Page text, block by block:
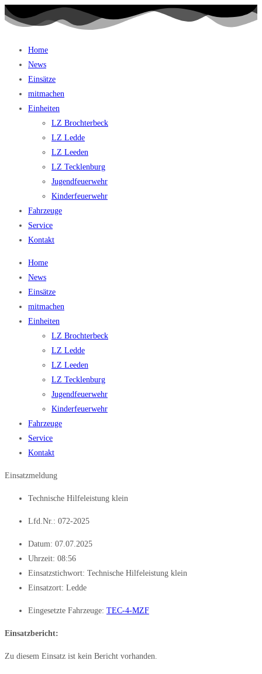
Home
News
Einsätze
mitmachen
Einheiten
LZ Brochterbeck
LZ Ledde
LZ Leeden
LZ Tecklenburg
Jugendfeuerwehr
Kinderfeuerwehr
Fahrzeuge
Service
Kontakt
Home
News
Einsätze
mitmachen
Einheiten
LZ Brochterbeck
LZ Ledde
LZ Leeden
LZ Tecklenburg
Jugendfeuerwehr
Kinderfeuerwehr
Fahrzeuge
Service
Kontakt
Einsatzmeldung
Technische Hilfeleistung klein
Lfd.Nr.: 072-2025
Datum: 07.07.2025
Uhrzeit: 08:56
Einsatzstichwort: Technische Hilfeleistung klein
Einsatzort: Ledde
Eingesetzte Fahrzeuge: TEC-4-MZF
Einsatzbericht:
Zu diesem Einsatz ist kein Bericht vorhanden.